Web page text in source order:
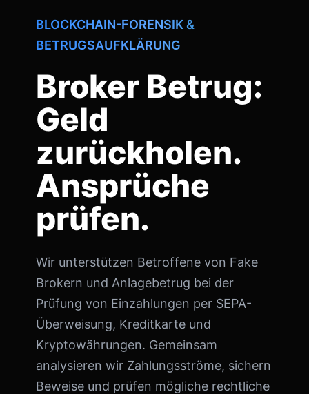
BLOCKCHAIN-FORENSIK &
BETRUGSAUFKLÄRUNG
Broker Betrug:
Geld
zurückholen.
Ansprüche
prüfen.
Wir unterstützen Betroffene von Fake
Brokern und Anlagebetrug bei der
Prüfung von Einzahlungen per SEPA-
Überweisung, Kreditkarte und
Kryptowährungen. Gemeinsam
analysieren wir Zahlungsströme, sichern
Beweise und prüfen mögliche rechtliche